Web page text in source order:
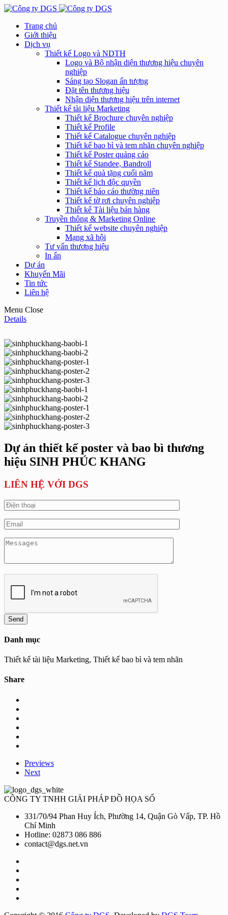
Trang chủ
Giới thiệu
Dịch vụ
Thiết kế Logo và NDTH
Logo và Bộ nhận diện thương hiệu chuyên
nghiệp
Sáng tạo Slogan ấn tượng
Đặt tên thương hiệu
Nhận diện thương hiệu trên internet
Thiết kế tài liệu Marketing
Thiết kế Brochure chuyên nghiệp
Thiết kế Profile
Thiết kế Catalogue chuyên nghiệp
Thiết kế bao bì và tem nhãn chuyên nghiệp
Thiết kế Poster quảng cáo
Thiết kế Standee, Bandroll
Thiết kế quà tặng cuối năm
Thiết kế lịch độc quyền
Thiết kế báo cáo thường niên
Thiết kế tờ rơi chuyên nghiệp
Thiết kế Tài liệu bán hàng
Truyền thông & Marketing Online
Thiết kế website chuyên nghiệp
Mạng xã hội
Tư vấn thương hiệu
In ấn
Dự án
Khuyến Mãi
Tin tức
Liên hệ
Menu Close
Details
Dự án thiết kế poster và bao bì thương
hiệu SINH PHÚC KHANG
LIÊN HỆ VỚI DGS
Danh mục
Thiết kế tài liệu Marketing, Thiết kế bao bì và tem nhãn
Share
Previews
Next
CÔNG TY TNHH GIẢI PHÁP ĐỒ HỌA SỐ
331/70/94 Phan Huy Ích, Phường 14, Quận Gò Vấp, TP. Hồ
Chí Minh
Hotline: 02873 086 886
contact@dgs.net.vn